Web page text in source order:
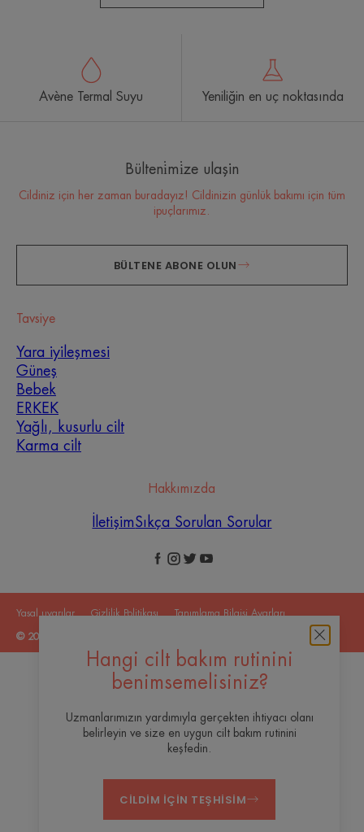
Hangi cilt bakım rutinini
benimsemelisiniz?
Uzmanlarımızın yardımıyla gerçekten ihtiyacı olanı
belirleyin ve size en uygun cilt bakım rutinini
keşfedin.
CILDIM IÇIN TEŞHISIM
Avène Termal Suyu Yeniliğin en uç noktasında
Bülteni̇mi̇ze ulaşin
Cildiniz için her zaman buradayız! Cildinizin günlük bakımı için tüm
ipuçlarımız.
BÜLTENE ABONE OLUN
Tavsiye
Yara iyileşmesi
Güneş
Bebek
ERKEK
Yağlı, kusurlu cilt
Karma cilt
Hakkımızda
İletişimSıkça Sorulan Sorular
Yasal uyarılar Gizlilik Politikası Tanımlama Bilgisi Ayarları
© 2026 Eau Thermale Avène